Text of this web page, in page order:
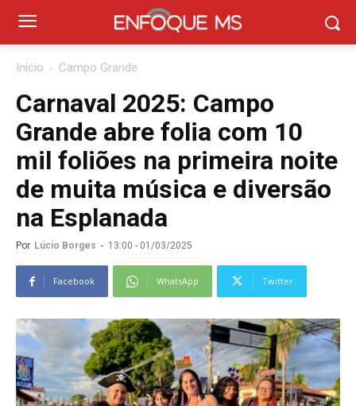
Início Campo Grande
Carnaval 2025: Campo
Grande abre folia com 10
mil foliões na primeira noite
de muita música e diversão
na Esplanada
Por Lúcio Borges - 13:00 - 01/03/2025
Facebook WhatsApp Twitter